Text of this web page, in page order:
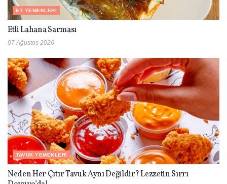
ET YEMEKLERI
Etli Lahana Sarması
07 Ağustos 2026
TAVUK YEMEKLERI
Neden Her Çıtır Tavuk Aynı Değildir? Lezzetin Sırrı